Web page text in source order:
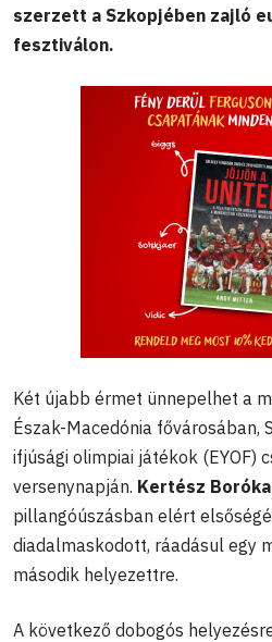
szerzett a Szkopjében zajló
fesztiválon.
Két újabb érmet ünnepelhet a
Észak-Macedónia fővárosában,
ifjúsági olimpiai játékok (EYOF)
versenynapján. Kertész Boróka
pillangóúszásban elért
diadalmaskodott, ráadásul egy
második helyezettre.
A következő dobogós